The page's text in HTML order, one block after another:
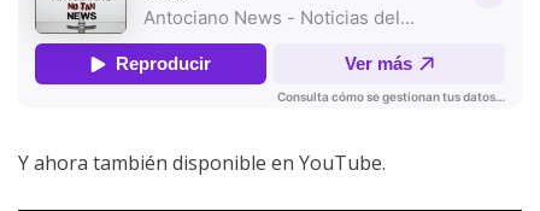
Y ahora también disponible en YouTube.